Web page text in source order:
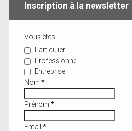
Inscription à la newsletter
Vous êtes :
Particulier
Professionnel
Entreprise
Nom *
Prénom *
Email *